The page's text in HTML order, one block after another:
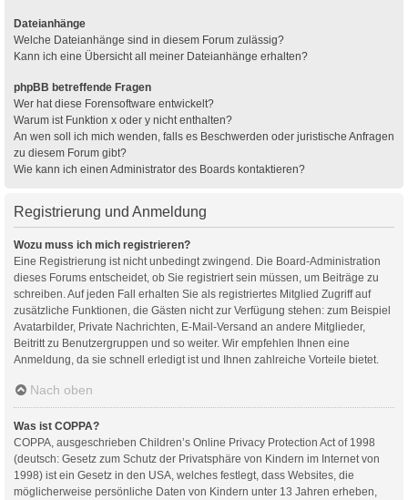
Dateianhänge
Welche Dateianhänge sind in diesem Forum zulässig?
Kann ich eine Übersicht all meiner Dateianhänge erhalten?
phpBB betreffende Fragen
Wer hat diese Forensoftware entwickelt?
Warum ist Funktion x oder y nicht enthalten?
An wen soll ich mich wenden, falls es Beschwerden oder juristische Anfragen
zu diesem Forum gibt?
Wie kann ich einen Administrator des Boards kontaktieren?
Registrierung und Anmeldung
Wozu muss ich mich registrieren?
Eine Registrierung ist nicht unbedingt zwingend. Die Board-Administration
dieses Forums entscheidet, ob Sie registriert sein müssen, um Beiträge zu
schreiben. Auf jeden Fall erhalten Sie als registriertes Mitglied Zugriff auf
zusätzliche Funktionen, die Gästen nicht zur Verfügung stehen: zum Beispiel
Avatarbilder, Private Nachrichten, E-Mail-Versand an andere Mitglieder,
Beitritt zu Benutzergruppen und so weiter. Wir empfehlen Ihnen eine
Anmeldung, da sie schnell erledigt ist und Ihnen zahlreiche Vorteile bietet.
Nach oben
Was ist COPPA?
COPPA, ausgeschrieben Children’s Online Privacy Protection Act of 1998
(deutsch: Gesetz zum Schutz der Privatsphäre von Kindern im Internet von
1998) ist ein Gesetz in den USA, welches festlegt, dass Websites, die
möglicherweise persönliche Daten von Kindern unter 13 Jahren erheben,